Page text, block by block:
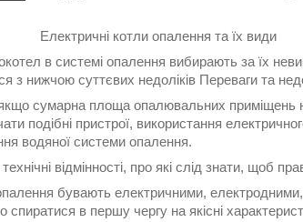
Електричні котли опалення та їх види
в системі опалення вибирають за їх
з нижчою суттєвих недоліків Переваги та
сумарна площа опалювальних приміщень
подібні пристрої, використання
водяної системи опалення.
відмінності, про які слід знати, щоб
бувають електричними,
спиратися в першу чергу на якісні